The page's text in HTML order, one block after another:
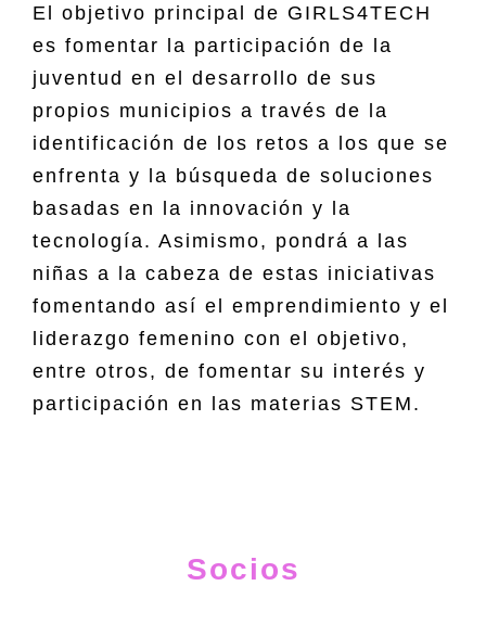
El objetivo principal de GIRLS4TECH
es fomentar la participación de la
juventud en el desarrollo de sus
propios municipios a través de la
identificación de los retos a los que se
enfrenta y la búsqueda de soluciones
basadas en la innovación y la
tecnología. Asimismo, pondrá a las
niñas a la cabeza de estas iniciativas
fomentando así el emprendimiento y el
liderazgo femenino con el objetivo,
entre otros, de fomentar su interés y
participación en las materias STEM.
Socios